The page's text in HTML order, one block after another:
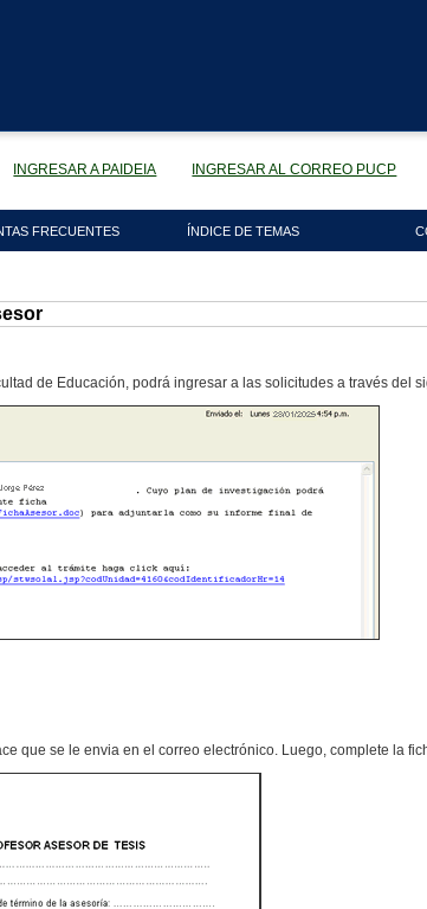
INGRESAR A PAIDEIA INGRESAR AL CORREO PUCP
FRECUENTES ÍNDICE DE TEMAS
de Educación, podrá ingresar a las solicitudes a través del
que se le envia en el correo electrónico. Luego, complete la